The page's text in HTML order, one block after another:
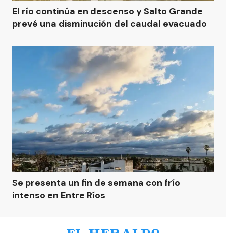
El río continúa en descenso y Salto Grande
prevé una disminución del caudal evacuado
Se presenta un fin de semana con frío
intenso en Entre Ríos